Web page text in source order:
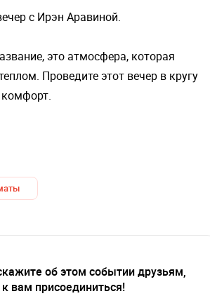
с Ирэн Аравиной.
это атмосфера, которая
Проведите этот вечер в кругу
об этом событии друзьям,
вам присоединиться!